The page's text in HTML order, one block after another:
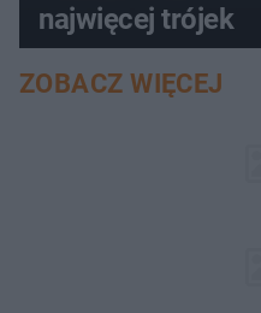
najwięcej trójek
ZOBACZ WIĘCEJ